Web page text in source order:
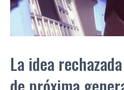
La idea